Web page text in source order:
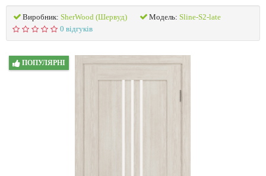
Виробник: SherWood (Шервуд) Модель: Sline-S2-late
0 відгуків
ПОПУЛЯРНІ